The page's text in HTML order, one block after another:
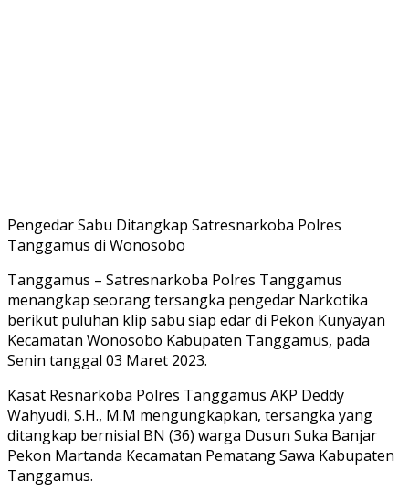
Pengedar Sabu Ditangkap Satresnarkoba Polres
Tanggamus di Wonosobo
Tanggamus – Satresnarkoba Polres Tanggamus
menangkap seorang tersangka pengedar Narkotika
berikut puluhan klip sabu siap edar di Pekon Kunyayan
Kecamatan Wonosobo Kabupaten Tanggamus, pada
Senin tanggal 03 Maret 2023.
Kasat Resnarkoba Polres Tanggamus AKP Deddy
Wahyudi, S.H., M.M mengungkapkan, tersangka yang
ditangkap bernisial BN (36) warga Dusun Suka Banjar
Pekon Martanda Kecamatan Pematang Sawa Kabupaten
Tanggamus.